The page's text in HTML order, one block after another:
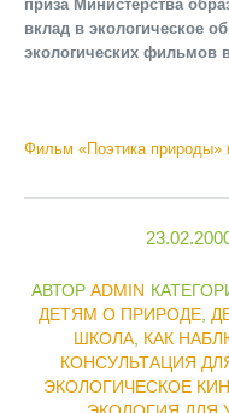
приза Министерства
вклад в экологическое
экологических фильмов
Фильм «Поэтика природы»
АВТОР ADMIN
ДЕТЯМ О ПРИРОДЕ
ШКОЛА, КАК
КОНСУЛЬТАЦИЯ
ЭКОЛОГИЧЕСКОЕ